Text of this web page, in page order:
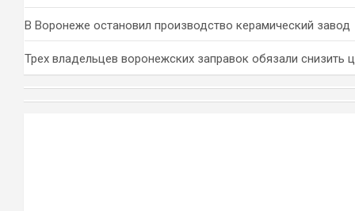
В Воронеже остановил производство керамический завод
Трех владельцев воронежских заправок обязали снизить